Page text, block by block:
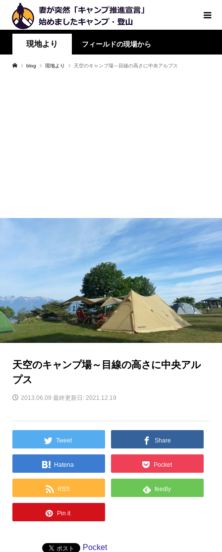
現地より フィールドの現場から
blog 現地より 天空のキャンプ場～目線の高さに中央アルプス
天空のキャンプ場～目線の高さに中央アル
プス
2013.06.09 最終更新日: 2021.12.19
Tweet Share
Hatena Pocket
RSS feedly
Pin it
Pocket